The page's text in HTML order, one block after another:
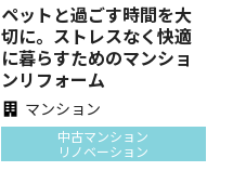
ペットと過ごす時間を大
切に。ストレスなく快適
に暮らすためのマンショ
ンリフォーム
マンション
中古マンション
リノベーション